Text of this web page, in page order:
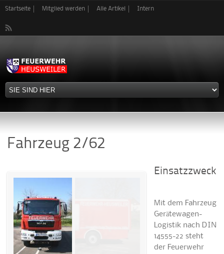
Direkt
Startseite Mitglied werden Alle Artikel Intern
Fahrzeug 2/62
Einsatzzweck
Mit dem Fahrzeug
Gerätewagen-
Logistik nach DIN
14555-22 steht
der Feuerwehr